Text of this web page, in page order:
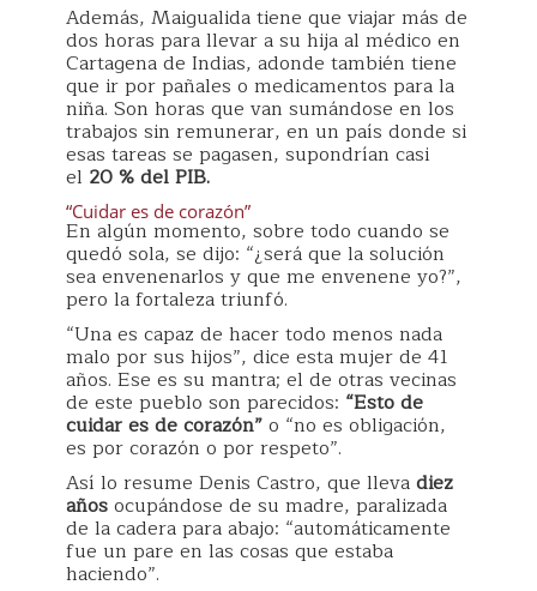
Además, Maigualida tiene que viajar más de
dos horas para llevar a su hija al médico en
Cartagena de Indias, adonde también tiene
que ir por pañales o medicamentos para la
niña. Son horas que van sumándose en los
trabajos sin remunerar, en un país donde si
esas tareas se pagasen, supondrían casi
el 20 % del PIB.
“Cuidar es de corazón”
En algún momento, sobre todo cuando se
quedó sola, se dijo: “¿será que la solución
sea envenenarlos y que me envenene yo?”,
pero la fortaleza triunfó.
“Una es capaz de hacer todo menos nada
malo por sus hijos”, dice esta mujer de 41
años. Ese es su mantra; el de otras vecinas
de este pueblo son parecidos: “Esto de
cuidar es de corazón”o “no es obligación,
es por corazón o por respeto”.
Así lo resume Denis Castro, que llevadiez
añosocupándose de su madre, paralizada
de la cadera para abajo: “automáticamente
fue un pare en las cosas que estaba
haciendo”.